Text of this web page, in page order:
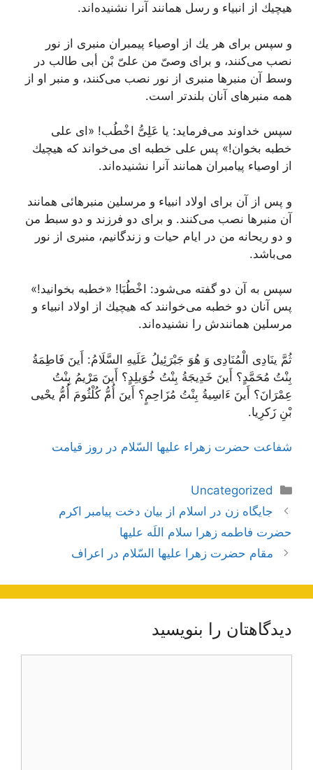
هیچیك از انبیاء و رسل همانند آنرا نشنیده‌اند.
و سپس براى هر یك از اوصیاء پیمبران منبرى از نور
نصب مى‌كنند، و براى وصىّ من علىّ بْن أبى طالب در
وسط آن منبرها منبرى از نور نصب مى‌كنند، و منبر او از
همه منبرهاى آنان بلند‌تر است.
سپس خداوند می‌فرماید: یا عَلِىُّ اخْطُب! «اى على
خطبه بخوان!» پس على خطبه اى می‌خواند كه هیچیك
از اوصیاء پیامبران همانند آنرا نشنیده‌اند.
و پس از آن براى اولاد انبیاء و مرسلین منبرهائى همانند
آن منبرها نصب مى‌كنند. و براى دو فرزند و دو سبط من
و دو ریحانه من در ایام حیات و زندگانیم، منبرى از نور
مى‌باشد.
سپس به آن دو گفته مى‌شود: اخْطُبَا! «خطبه بخوانید!»
پس آنان دو خطبه می‌خوانند كه هیچیك از اولاد انبیاء و
مرسلین همانندش را نشنیده‌اند.
ثُمَّ ینَادِى الْمُنَادِى وَ هُوَ جَبْرَئِیلُ عَلَیهِ السَّلَامُ: أَینَ فَاطِمَةُ
بِنْتُ مُحَمَّدٍ؟ أَینَ خَدِیجَةُ بِنْتُ خُوَیلِدٍ؟ أَینَ مَرْیمُ بِنْتُ
عِمْرَانَ؟ أَینَ ءَاسِیةُ بِنْتُ مُزَاحِمٍ؟ أَینَ أُمُّ كُلْثُومَ أُمُّ یحْیى
بْنِ زَکرِیا.
شفاعت حضرت زهراء عليها السّلام در روز قيامت
دسته‌ها
Uncategorized
ناوبریجايگاه زن در اسلام از بيان دخت پيامبر اكرم
حضرت فاطمه زهرا سلام اللَه عليها
مقام حضرت زهرا عليها السّلام در اعراف
دیدگاهتان را بنویسید